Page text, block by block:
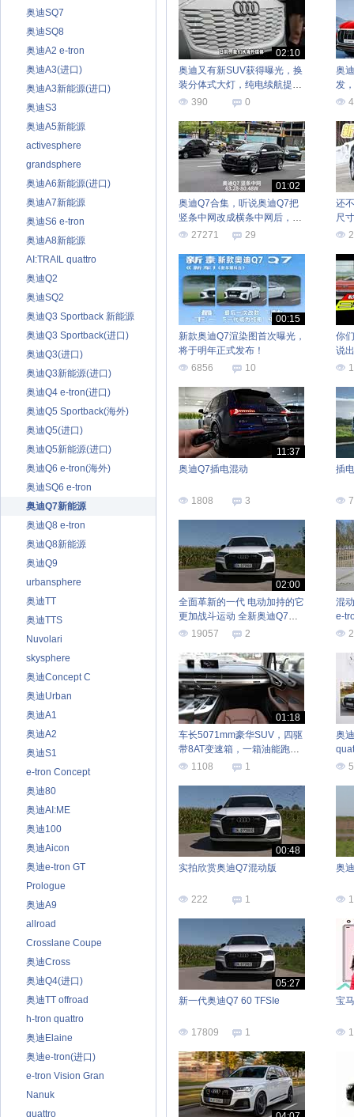
奥迪SQ7
奥迪SQ8
奥迪A2 e-tron
奥迪A3(进口)
奥迪A3新能源(进口)
奥迪S3
奥迪A5新能源
activesphere
grandsphere
奥迪A6新能源(进口)
奥迪A7新能源
奥迪S6 e-tron
奥迪A8新能源
AI:TRAIL quattro
奥迪Q2
奥迪SQ2
奥迪Q3 Sportback 新能源
(进口)
奥迪Q3 Sportback(进口)
奥迪Q3(进口)
奥迪Q3新能源(进口)
奥迪Q4 e-tron(进口)
奥迪Q5 Sportback(海外)
奥迪Q5(进口)
奥迪Q5新能源(进口)
奥迪Q6 e-tron(海外)
奥迪SQ6 e-tron
奥迪Q7新能源
奥迪Q8 e-tron
奥迪Q8新能源
奥迪Q9
urbansphere
奥迪TT
奥迪TTS
Nuvolari
skysphere
奥迪Concept C
奥迪Urban
奥迪A1
奥迪A2
奥迪S1
e-tron Concept
奥迪80
奥迪AI:ME
奥迪100
奥迪Aicon
奥迪e-tron GT
Prologue
奥迪A9
allroad
Crosslane Coupe
奥迪Cross
奥迪Q4(进口)
奥迪TT offroad
h-tron quattro
奥迪Elaine
奥迪e-tron(进口)
e-tron Vision Gran
Turismo
Nanuk
quattro
02:10
奥迪又有新SUV获得曝光，换
装分体式大灯，纯电续航提升
至100公里
390 0
奥
发
底
01:02
奥迪Q7合集，听说奥迪Q7把
竖条中网改成横条中网后，效
果杠杠
27271 29
还
尺
00:15
新款奥迪Q7渲染图首次曝光，
将于明年正式发布！
6856
10
你
说
心
11:37
奥迪Q7插电混动
1808 3
插
02:00
全面革新的一代 电动加持的它
更加战斗运动 全新奥迪Q7
PHEV19057 2
混
e-
01:18
车长5071mm豪华SUV，四驱
带8AT变速箱，一箱油能跑
1070公里
1108 1
奥
00:48
实拍欣赏奥迪Q7混动版
222 1
奥
05:27
新一代奥迪Q7 60 TFSIe
17809 1
宝